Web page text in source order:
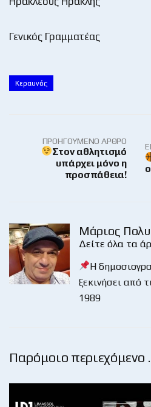
Γενικός Γραμματέας
Κεραυνός
ΠΡΟΗΓΟΎΜΕΝΟ ΆΡΘΡΟ
Στον αθλητισμό
υπάρχει μόνο η
προσπάθεια!
Μάριος
Δείτε όλα τα
Η
ξεκινήσει από
1989
Παρόμοιο περιεχόμενο